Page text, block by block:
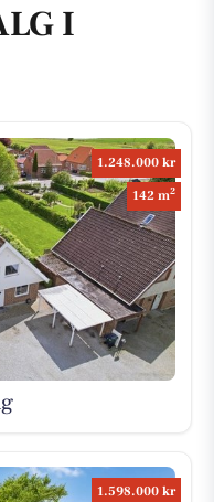
I
1.248.000 kr
142 m2
1.598.000 kr